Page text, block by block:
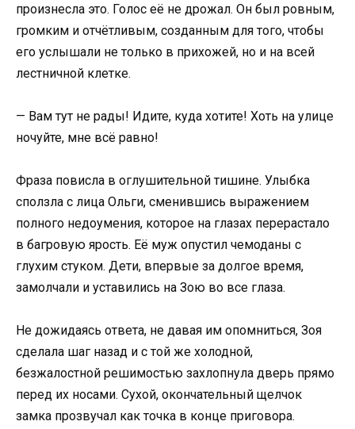
произнесла это. Голос её не дрожал. Он был ровным,
громким и отчётливым, созданным для того, чтобы
его услышали не только в прихожей, но и на всей
лестничной клетке.
— Вам тут не рады! Идите, куда хотите! Хоть на улице
ночуйте, мне всё равно!
Фраза повисла в оглушительной тишине. Улыбка
сползла с лица Ольги, сменившись выражением
полного недоумения, которое на глазах перерастало
в багровую ярость. Её муж опустил чемоданы с
глухим стуком. Дети, впервые за долгое время,
замолчали и уставились на Зою во все глаза.
Не дожидаясь ответа, не давая им опомниться, Зоя
сделала шаг назад и с той же холодной,
безжалостной решимостью захлопнула дверь прямо
перед их носами. Сухой, окончательный щелчок
замка прозвучал как точка в конце приговора.